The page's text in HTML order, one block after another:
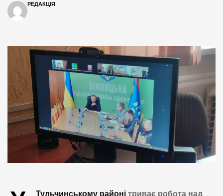
РЕДАКЦІЯ
Тульчинському районі триває робота над